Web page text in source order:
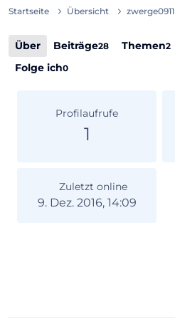
Startseite Übersicht zwerge0911
Über Beiträge28 Themen2
Folge ich0
Profilaufrufe
1
Zuletzt online
9. Dez. 2016, 14:09